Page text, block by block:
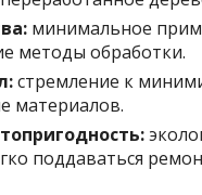
минимальное
методы обработки.
стремление к
материалов.
поддаваться